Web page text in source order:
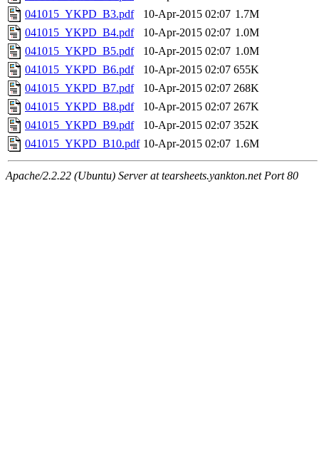
041015_YKPD_B3.pdf
10-Apr-2015 02:07 1.7M
041015_YKPD_B4.pdf
10-Apr-2015 02:07 1.0M
041015_YKPD_B5.pdf
10-Apr-2015 02:07 1.0M
041015_YKPD_B6.pdf
10-Apr-2015 02:07 655K
041015_YKPD_B7.pdf
10-Apr-2015 02:07 268K
041015_YKPD_B8.pdf
10-Apr-2015 02:07 267K
041015_YKPD_B9.pdf
10-Apr-2015 02:07 352K
041015_YKPD_B10.pdf 10-Apr-2015 02:07 1.6M
Apache/2.2.22 (Ubuntu) Server at tearsheets.yankton.net Port 80